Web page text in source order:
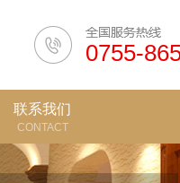
0755-
联系我们
CONTACT